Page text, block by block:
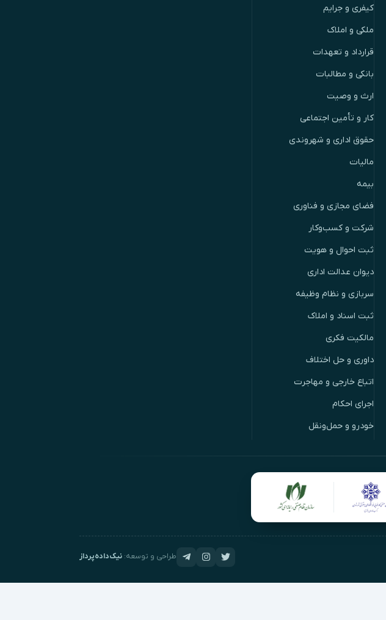
کیفری و جرایم
ملکی و املاک
قرارداد و تعهدات
بانکی و مطالبات
ارث و وصیت
کار و تأمین اجتماعی
حقوق اداری و شهروندی
مالیات
بیمه
فضای مجازی و فناوری
شرکت و کسب‌وکار
ثبت احوال و هویت
دیوان عدالت اداری
سربازی و نظام وظیفه
ثبت اسناد و املاک
مالکیت فکری
داوری و حل اختلاف
اتباع خارجی و مهاجرت
اجرای احکام
خودرو و حمل‌ونقل
طراحی و توسعه: نیک‌داده‌پرداز